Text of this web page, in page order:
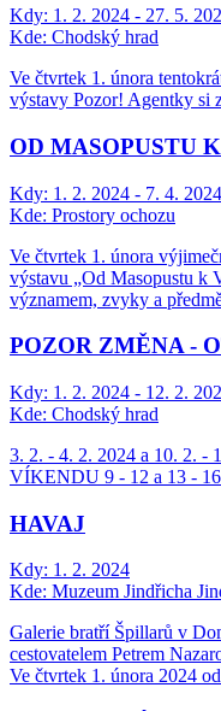
Kdy: 1. 2. 2024 - 27. 5.
Kde: Chodský hrad
Ve čtvrtek 1. února
výstavy Pozor! Agentky si
OD MASOPUSTU
Kdy: 1. 2. 2024 - 7. 4. 2024
Kde: Prostory ochozu
Ve čtvrtek 1. února
výstavu „Od Masopustu k
významem, zvyky a
POZOR ZMĚNA -
Kdy: 1. 2. 2024 - 12. 2.
Kde: Chodský hrad
3. 2. - 4. 2. 2024 a 10. 2. -
VÍKENDU 9 - 12 a 13 -
HAVAJ
Kdy: 1. 2. 2024
Kde: Muzeum Jindřicha
Galerie bratří Špillarů v
cestovatelem Petrem
Ve čtvrtek 1. února 2024